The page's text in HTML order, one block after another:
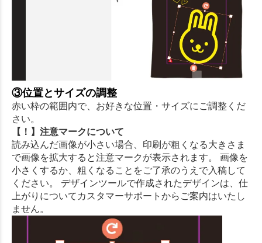
③位置とサイズの調整
赤い枠の範囲内で、お好きな位置・サイズにご調整くだ
さい。
【！】注意マークについて
読み込んだ画像が小さい場合、印刷が粗くなる大きさま
で画像を拡大すると注意マークが表示されます。 画像を
小さくするか、粗くなることをご了承のうえで入稿して
ください。 デザインツールで作成されたデザインは、仕
上がりについてカスタマーサポートからご案内はいたし
ません。